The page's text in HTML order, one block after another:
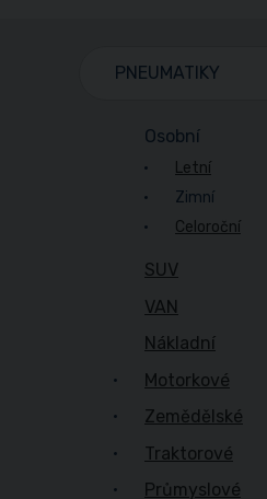
PNEUMATIKY
Osobní
Letní
Zimní
Celoroční
SUV
VAN
Nákladní
Motorkové
Zemědělské
Traktorové
Průmyslové